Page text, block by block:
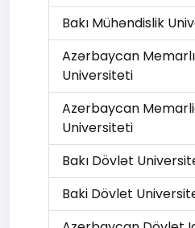
Bakı Mühəndislik
Azərbaycan
Universiteti
Azerbaycan
Universiteti
Bakı Dövlət
Baki Dövlet